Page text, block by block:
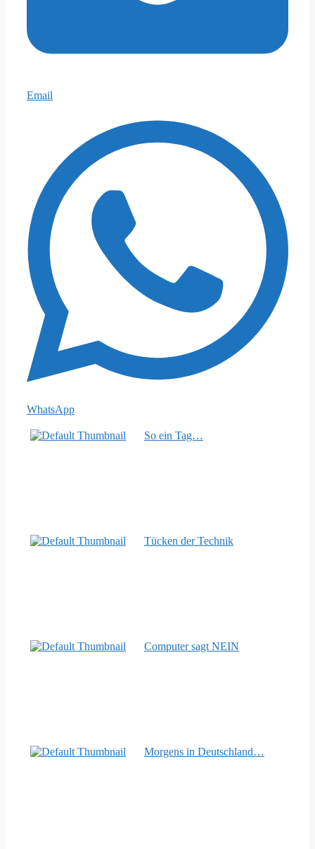
Email
WhatsApp
So ein Tag…
Tücken der Technik
Computer sagt NEIN
Morgens in Deutschland…